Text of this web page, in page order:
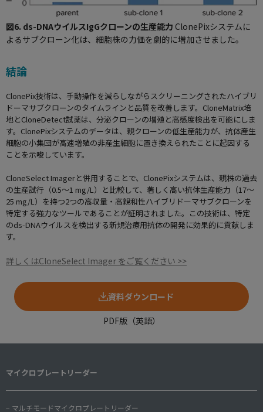
図6. ds-DNAウイルスIgGクローンの生産能力 ClonePixシステムに
よるサブクローン化は、細胞株の力価を劇的に増加させました。
結論
ClonePix技術は、手動操作を減らしながらスクリーニングされたハイブリ
ドーマサブクローンのタイムラインと品質を改善します。CloneMatrix培
地とCloneDetect試薬は、分泌クローンの増殖と高感度検出を可能にしま
す。ClonePixシステムのデータは、親クローンの低生産能力が、抗体産生
細胞の小集団が高速増殖の非産生細胞に置き換えられたことに起因する
ことを示唆しています。
CloneSelect Imagerと併用することで、ClonePixシステムは、親株の過去
の生産試行（0.5～1 mg/L）と比較して、著しく高い抗体生産能力（17～
25 mg/L）を持つ2つの高収量・高親和性ハイブリドーマサブクローンを
特定する強力なツールであることが証明されました。この技術は、特定
のds-DNAウイルスを検出する新規治療用抗体の開発に効果的に貢献しま
す。
詳しくはCloneSelect Imager をご覧ください >>
資料ダウンロード
PDF版（英語）
マイクロプレートリーダー
− マルチモードマイクロプレートリーダー